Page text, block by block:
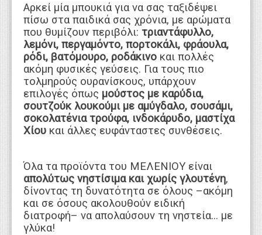
Αρκεί μία μπουκιά για να σας ταξιδέψει
πίσω στα παιδικά σας χρόνια, με αρώματα
που θυμίζουν περιβόλι: τριαντάφυλλο,
λεμόνι, περγαμόντο, πορτοκάλι, φράουλα,
ρόδι, βατόμουρο, ροδάκινο και πολλές
ακόμη φυσικές γεύσεις. Για τους πιο
τολμηρούς ουρανίσκους, υπάρχουν
επιλογές όπως μούστος με καρύδια,
σουτζούκ λουκούμι με αμύγδαλο, σουσάμι,
σοκολατένια τρούφα, ινδοκάρυδο, μαστίχα
Χίου και άλλες ευφάνταστες συνθέσεις.
Όλα τα προϊόντα του ΜΕΛΕΝΙΟΥ είναι
απολύτως νηστίσιμα και χωρίς γλουτένη,
δίνοντας τη δυνατότητα σε όλους –ακόμη
και σε όσους ακολουθούν ειδική
διατροφή– να απολαύσουν τη νηστεία... με
γλύκα!